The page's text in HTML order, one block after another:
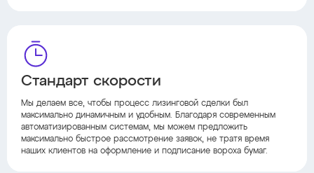
Стандарт скорости
Мы делаем все, чтобы процесс лизинговой сделки был
максимально динамичным и удобным. Благодаря современным
автоматизированным системам, мы можем предложить
максимально быстрое рассмотрение заявок, не тратя время
наших клиентов на оформление и подписание вороха бумаг.